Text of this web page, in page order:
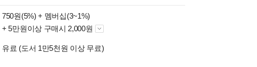
750원(5%) + 멤버십(3~1%)
+ 5만원이상 구매시 2,000원
유료 (도서 1만5천원 이상 무료)